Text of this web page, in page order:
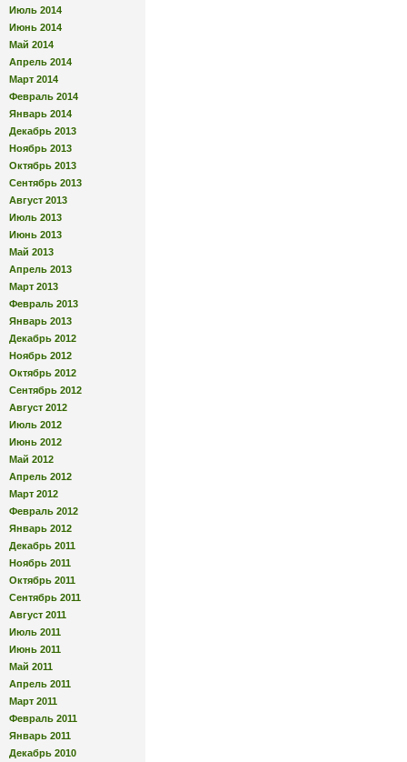
Июль 2014
Июнь 2014
Май 2014
Апрель 2014
Март 2014
Февраль 2014
Январь 2014
Декабрь 2013
Ноябрь 2013
Октябрь 2013
Сентябрь 2013
Август 2013
Июль 2013
Июнь 2013
Май 2013
Апрель 2013
Март 2013
Февраль 2013
Январь 2013
Декабрь 2012
Ноябрь 2012
Октябрь 2012
Сентябрь 2012
Август 2012
Июль 2012
Июнь 2012
Май 2012
Апрель 2012
Март 2012
Февраль 2012
Январь 2012
Декабрь 2011
Ноябрь 2011
Октябрь 2011
Сентябрь 2011
Август 2011
Июль 2011
Июнь 2011
Май 2011
Апрель 2011
Март 2011
Февраль 2011
Январь 2011
Декабрь 2010